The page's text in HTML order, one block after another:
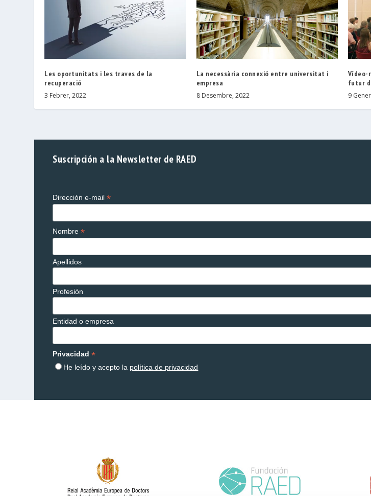
Les oportunitats i les traves de la
recuperació
3 Febrer, 2022
La necessària connexió entre universitat i
empresa
8 Desembre, 2022
Vídeo-
futur
9
Suscripción a la Newsletter de RAED
Dirección e-mail*
Nombre*
Apellidos
Profesión
Entidad o empresa
Privacidad*
He leído y acepto la política de privacidad